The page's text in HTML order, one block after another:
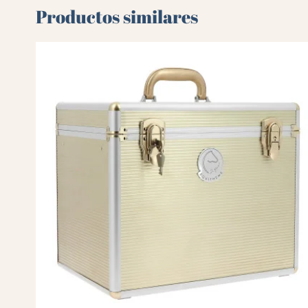
Productos similares